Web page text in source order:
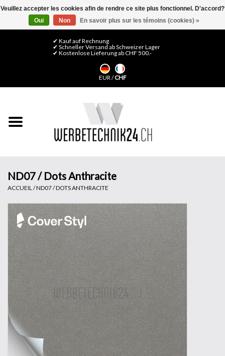
0 Articles - CHF 0,00
✔ Kauf auf Rechnung
✔ Schneller Versand ab Schweizer Lager
✔ Kostenlose Lieferung ab CHF 500.-
EUR/CHF
Films de décoration
Finitions & Montage
Outillage
Technique
ND07 / Dots Anthracite
ACCUEIL /ND07 / DOTS ANTHRACITE
Veuillez accepter les cookies afin de rendre ce site plus fonctionnel. D'accord?
Oui
Non En savoir plus sur les témoins (cookies) »